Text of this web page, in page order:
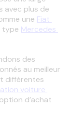
avec plus de
une Fiat
type Mercedes
des
au meilleur
différentes
voiture
d’achat